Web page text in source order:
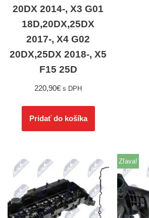
20DX 2014-, X3 G01
18D,20DX,25DX
2017-, X4 G02
20DX,25DX 2018-, X5
F15 25D
220,90€ s DPH
Pridať do košíka
Zľava!